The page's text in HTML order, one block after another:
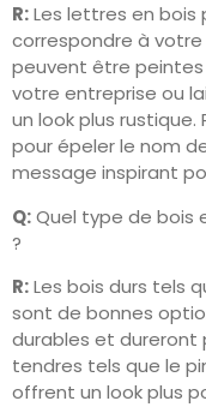
R:Les lettres en
correspondre à
peuvent être peintes
votre entreprise ou
un look plus
pour épeler le nom
message inspirant
Q:Quel type de bois
?
R:Les bois durs tels
sont de bonnes
durables et dureront
tendres tels que le
offrent un look plus